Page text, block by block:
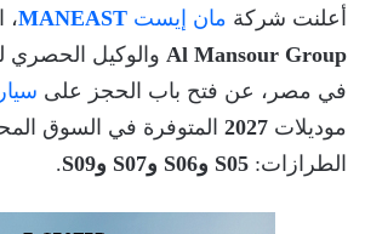
أعلنت شركة مان إيست MANEAST،
Al Mansour Group والوكيل الحصري
في مصر، عن فتح باب الحجز على
موديلات 2027 المتوفرة في السوق
الطرازات: S05 وS06 وS07 وS09 .